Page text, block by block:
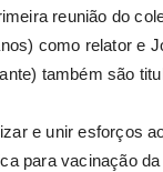
reunião do
como relator e
também são
e unir esforços
para vacinação